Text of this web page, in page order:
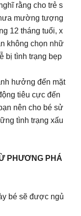
rằng cho trẻ s
mường tượng
12 tháng tuổi, x
không chọn nhữ
bị tình trạng bẹp
hưởng đến mặt
tiêu cực đến
nên cho bé sử
tình trạng xấu
PHƯƠNG PHÁ
bé sẽ được ngủ